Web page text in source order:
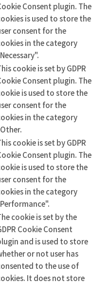
Consent plugin. The
is used to store the
consent for the
in the category
cookie is set by GDPR
Consent plugin. The
is used to store the
consent for the
in the category
cookie is set by GDPR
Consent plugin. The
is used to store the
consent for the
in the category
cookie is set by the
Cookie Consent
and is used to store
or not user has
to the use of
It does not store